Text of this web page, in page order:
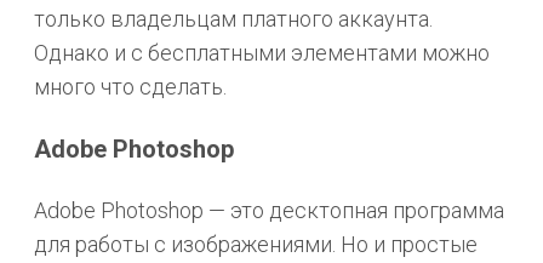
только владельцам платного аккаунта.
Однако и с бесплатными элементами можно
много что сделать.
Adobe Photoshop
Adobe Photoshop — это десктопная программа
для работы с изображениями. Но и простые